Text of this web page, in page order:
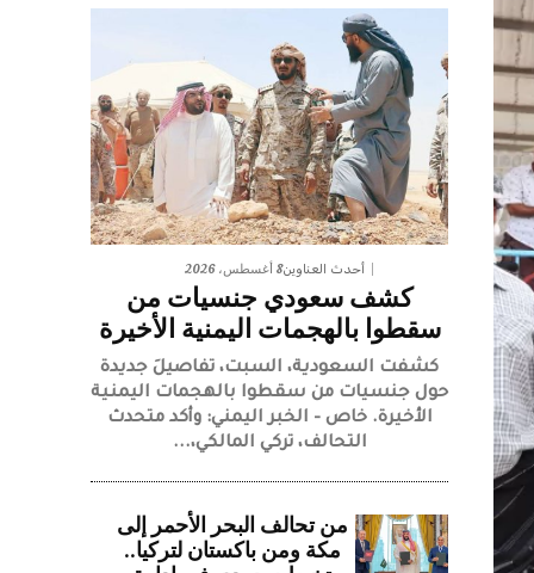
أحدث العناوين8 أغسطس، 2026
كشف سعودي جنسيات من
سقطوا بالهجمات اليمنية الأخيرة
كشفت السعودية، السبت، تفاصيلَ جديدة
حول جنسيات من سقطوا بالهجمات اليمنية
الأخيرة. خاص – الخبر اليمني: وأكد متحدث
التحالف، تركي المالكي،...
من تحالف البحر الأحمر إلى
مكة ومن باكستان لتركيا..